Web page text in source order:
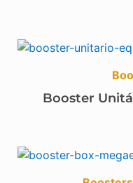
Booster